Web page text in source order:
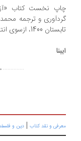
نخست کتاب «آزادی
ازسوی انتشارات کرگدن عرضه شده­‌است.
...............
و نقد کتاب|دین و فلسفه|